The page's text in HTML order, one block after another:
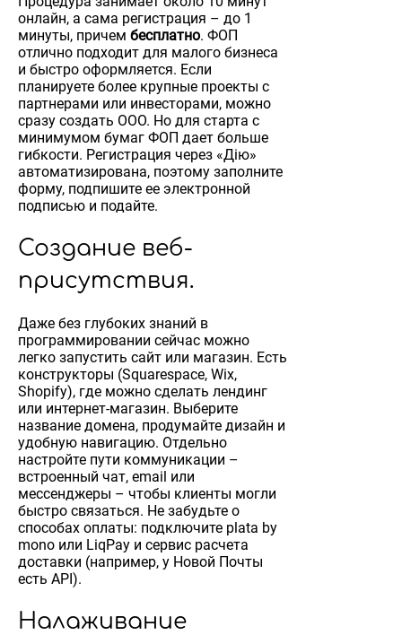
онлайн, а сама регистрация – до 1
минуты, причем бесплатно. ФОП
отлично подходит для малого бизнеса
и быстро оформляется. Если
планируете более крупные проекты с
партнерами или инвесторами, можно
сразу создать ООО. Но для старта с
минимумом бумаг ФОП дает больше
гибкости. Регистрация через «Дію»
автоматизирована, поэтому заполните
форму, подпишите ее электронной
подписью и подайте.
Создание веб-
присутствия.
Даже без глубоких знаний в
программировании сейчас можно
легко запустить сайт или магазин. Есть
конструкторы (Squarespace, Wix,
Shopify), где можно сделать лендинг
или интернет-магазин. Выберите
название домена, продумайте дизайн и
удобную навигацию. Отдельно
настройте пути коммуникации –
встроенный чат, email или
мессенджеры – чтобы клиенты могли
быстро связаться. Не забудьте о
способах оплаты: подключите plata by
mono или LiqPay и сервис расчета
доставки (например, у Новой Почты
есть API).
Налаживание